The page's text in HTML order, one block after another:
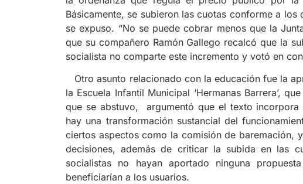
Básicamente, se subieron las cuotas conforme a
se expuso. “No se puede cobrar menos que la
que su compañero Ramón Gallego recalcó que la
socialista no comparte este incremento y votó en
Otro asunto relacionado con la educación fue la
la Escuela Infantil Municipal ‘Hermanas Barrera’,
que se abstuvo, argumentó que el texto incorpora
hay una transformación sustancial del
ciertos aspectos como la comisión de baremación,
decisiones, además de criticar la subida en las
socialistas no hayan aportado ninguna
beneficiarían a los usuarios.